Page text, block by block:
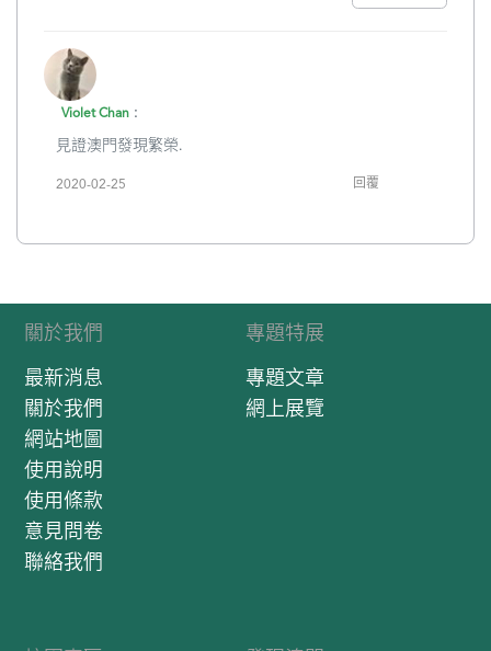
Violet Chan :
見證澳門發現繁榮.
2020-02-25 回覆
關於我們
最新消息
關於我們
網站地圖
使用說明
使用條款
意見問卷
聯絡我們
專題特展
專題文章
網上展覽